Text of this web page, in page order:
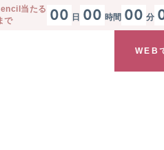
当たる
で
00 日 00 時間 00 分
WEB